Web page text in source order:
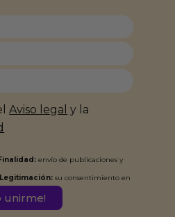
Aviso legal y la
envío de publicaciones y
Legitimación: su consentimiento en
Roig Muñoz. Podrás ejercer tus